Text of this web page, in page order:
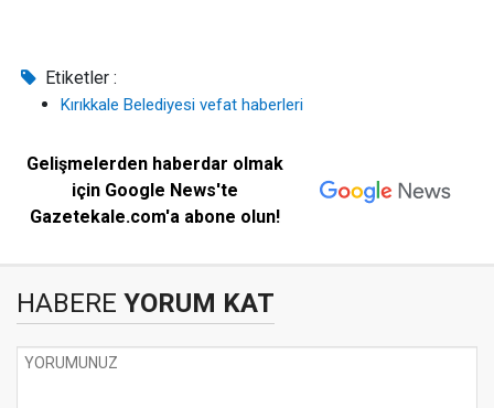
Etiketler :
Kırıkkale Belediyesi vefat haberleri
Gelişmelerden haberdar olmak
için Google News'te
Gazetekale.com'a abone olun!
HABERE YORUM KAT